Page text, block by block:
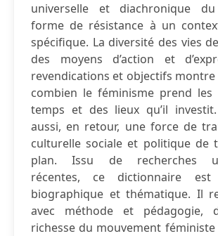
universelle et diachronique du
forme de résistance à un
spécifique. La diversité des vies
des moyens d’action et
revendications et objectifs
combien le féminisme prend les
temps et des lieux qu’il
aussi, en retour, une force de
culturelle sociale et politique de
plan. Issu de recherches
récentes, ce dictionnaire
biographique et thématique. Il
avec méthode et pédagogie,
richesse du mouvement féministe